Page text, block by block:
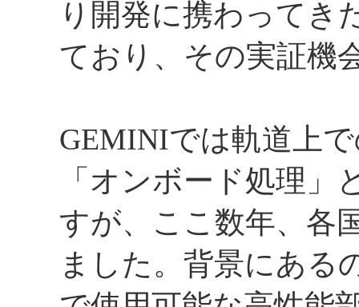
り開発に携わってき
ており、その実証機
GEMINIでは軌道上
「オンボード処理
すが、ここ数年、各
ました。背景にある